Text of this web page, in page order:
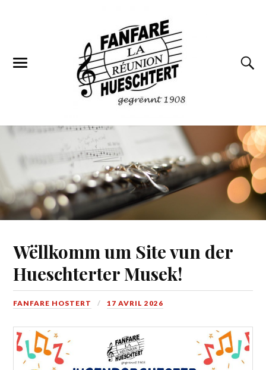
Wëllkomm um Site vun der
Hueschterter Musek!
FANFARE HOSTERT 17 AVRIL 2026